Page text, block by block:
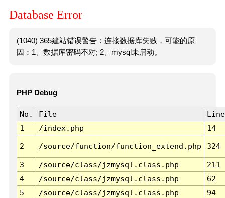
Database Error
(1040) 365建站错误警告：连接数据库失败，可能的原
因：1、数据库密码不对; 2、mysql未启动。
PHP Debug
No. File
Line
1
/index.php 14
2 /source/function/function_extend.php 324
3 /source/class/jzmysql.class.php
211
4
/source/class/jzmysql.class.php
62
5
/source/class/jzmysql.class.php
94